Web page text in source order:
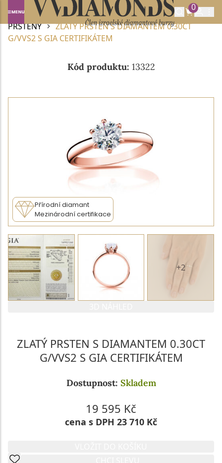
0
Domů DIAMANTOVÉ ŠPERKY
DIAMANTOVÉ
PRSTENY
ZLATÝ PRSTEN S DIAMANTEM 0.30CT
G/VVS2 S GIA CERTIFIKÁTEM
Kód produktu: 13322
Přírodní diamant
Mezinárodní certifikace
+2
ZLATÝ PRSTEN S DIAMANTEM 0.30CT
G/VVS2 S GIA CERTIFIKÁTEM
Dostupnost: Skladem
19 595 Kč
cena s DPH 23 710 Kč